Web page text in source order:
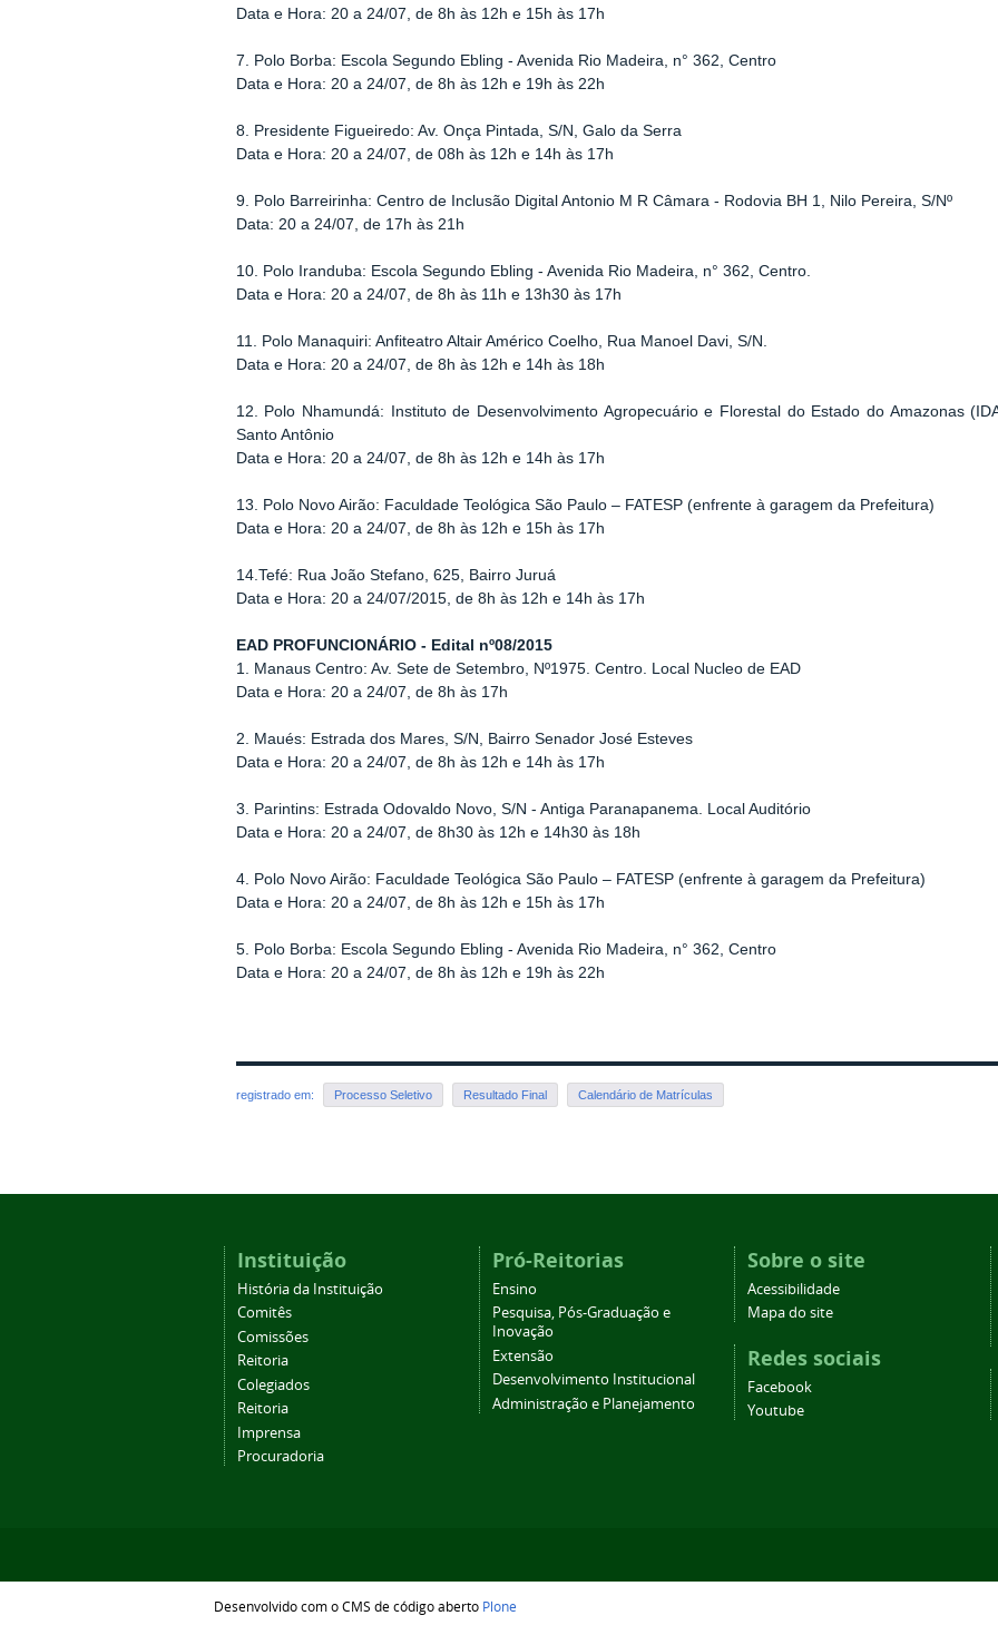
Data e Hora: 20 a 24/07, de 8h às 12h e 15h às 17h
7. Polo Borba: Escola Segundo Ebling - Avenida Rio Madeira, n° 362, Centro
Data e Hora: 20 a 24/07, de 8h às 12h e 19h às 22h
8. Presidente Figueiredo: Av. Onça Pintada, S/N, Galo da Serra
Data e Hora: 20 a 24/07, de 08h às 12h e 14h às 17h
9. Polo Barreirinha: Centro de Inclusão Digital Antonio M R Câmara - Rodovia BH 1, Nilo Pereira, S/Nº
Data: 20 a 24/07, de 17h às 21h
10. Polo Iranduba: Escola Segundo Ebling - Avenida Rio Madeira, n° 362, Centro.
Data e Hora: 20 a 24/07, de 8h às 11h e 13h30 às 17h
11. Polo Manaquiri: Anfiteatro Altair Américo Coelho, Rua Manoel Davi, S/N.
Data e Hora: 20 a 24/07, de 8h às 12h e 14h às 18h
12. Polo Nhamundá: Instituto de Desenvolvimento Agropecuário e Florestal do Estado do Amazonas
Santo Antônio
Data e Hora: 20 a 24/07, de 8h às 12h e 14h às 17h
13. Polo Novo Airão: Faculdade Teológica São Paulo – FATESP (enfrente à garagem da Prefeitura)
Data e Hora: 20 a 24/07, de 8h às 12h e 15h às 17h
14.Tefé: Rua João Stefano, 625, Bairro Juruá
Data e Hora: 20 a 24/07/2015, de 8h às 12h e 14h às 17h
EAD PROFUNCIONÁRIO - Edital nº08/2015
1. Manaus Centro: Av. Sete de Setembro, Nº1975. Centro. Local Nucleo de EAD
Data e Hora: 20 a 24/07, de 8h às 17h
2. Maués: Estrada dos Mares, S/N, Bairro Senador José Esteves
Data e Hora: 20 a 24/07, de 8h às 12h e 14h às 17h
3. Parintins: Estrada Odovaldo Novo, S/N - Antiga Paranapanema. Local Auditório
Data e Hora: 20 a 24/07, de 8h30 às 12h e 14h30 às 18h
4. Polo Novo Airão: Faculdade Teológica São Paulo – FATESP (enfrente à garagem da Prefeitura)
Data e Hora: 20 a 24/07, de 8h às 12h e 15h às 17h
5. Polo Borba: Escola Segundo Ebling - Avenida Rio Madeira, n° 362, Centro
Data e Hora: 20 a 24/07, de 8h às 12h e 19h às 22h
registrado em: Processo Seletivo Resultado Final Calendário de Matrículas
Instituição
História da Instituição
Comitês
Comissões
Reitoria
Colegiados
Reitoria
Imprensa
Procuradoria
Pró-Reitorias
Ensino
Pesquisa, Pós-Graduação e
Inovação
Extensão
Desenvolvimento Institucional
Administração e Planejamento
Sobre o site
Acessibilidade
Mapa do site
Redes sociais
Facebook
Youtube
Desenvolvido com o CMS de código aberto Plone